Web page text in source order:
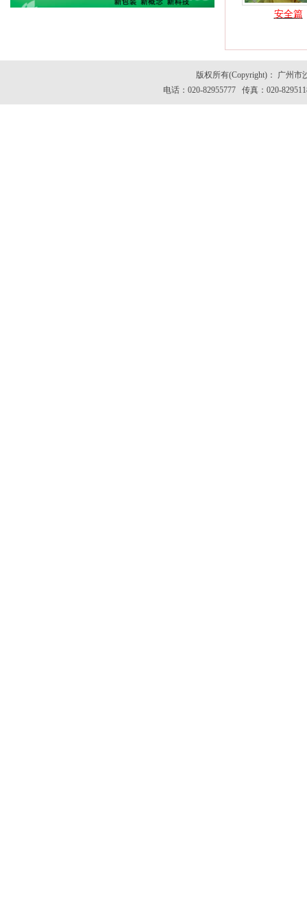
安全篇
版权所有(Copyright)： 广州
电话：020-82955777 传真：020-